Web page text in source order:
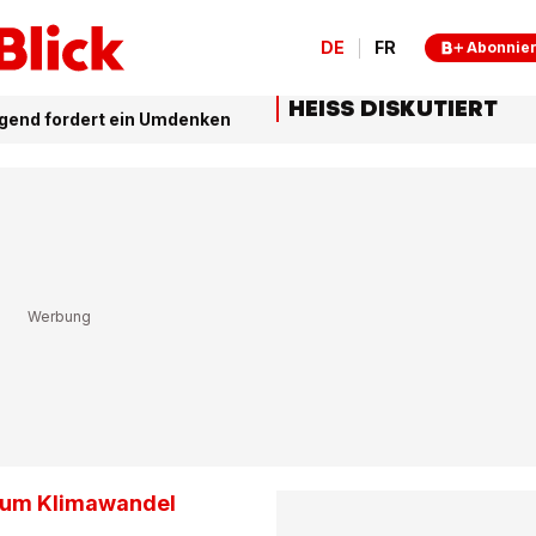
DE FR
fordert ein Umdenken
Klimawandel
HEISS DISKUTIERT